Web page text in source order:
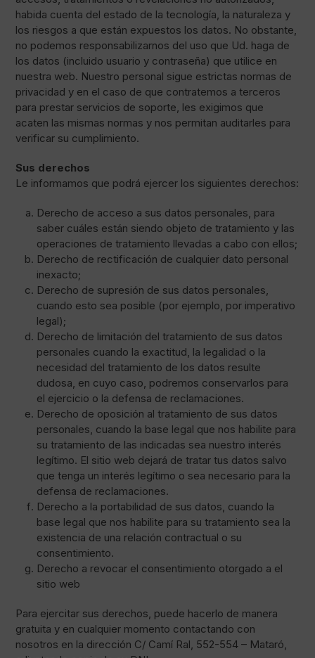
habida cuenta del estado de la tecnología, la naturaleza y
los riesgos a que están expuestos los datos. No obstante,
no podemos responsabilizarnos del uso que Ud. haga de
los datos (incluido usuario y contraseña) que utilice en
nuestra web. Nuestro personal sigue estrictas normas de
privacidad y en el caso de que contratemos a terceros
para prestar servicios de soporte, les exigimos que
acaten las mismas normas y nos permitan auditarles para
verificar su cumplimiento.
Sus derechos
Le informamos que podrá ejercer los siguientes derechos:
Derecho de acceso a sus datos personales, para
saber cuáles están siendo objeto de tratamiento y las
operaciones de tratamiento llevadas a cabo con ellos;
Derecho de rectificación de cualquier dato personal
inexacto;
Derecho de supresión de sus datos personales,
cuando esto sea posible (por ejemplo, por imperativo
legal);
Derecho de limitación del tratamiento de sus datos
personales cuando la exactitud, la legalidad o la
necesidad del tratamiento de los datos resulte
dudosa, en cuyo caso, podremos conservarlos para
el ejercicio o la defensa de reclamaciones.
Derecho de oposición al tratamiento de sus datos
personales, cuando la base legal que nos habilite para
su tratamiento de las indicadas sea nuestro interés
legítimo. El sitio web dejará de tratar tus datos salvo
que tenga un interés legítimo o sea necesario para la
defensa de reclamaciones.
Derecho a la portabilidad de sus datos, cuando la
base legal que nos habilite para su tratamiento sea la
existencia de una relación contractual o su
consentimiento.
Derecho a revocar el consentimiento otorgado a el
sitio web
Para ejercitar sus derechos, puede hacerlo de manera
gratuita y en cualquier momento contactando con
nosotros en la dirección C/ Camí Ral, 552-554 – Mataró,